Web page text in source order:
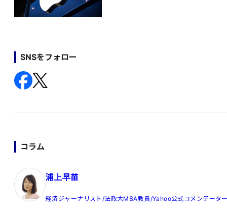
SNSをフォロー
コラム
浦上早苗
経済ジャーナリスト/法政大MBA教員/Yahoo公式コメンテータ